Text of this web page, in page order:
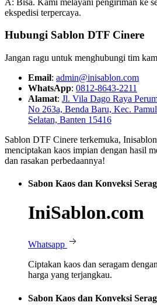
ekspedisi terpercaya.
Hubungi Sablon DTF Cinere
Jangan ragu untuk menghubungi tim
Email: admin@inisablon.com
WhatsApp: 0812-8643-2211
Alamat: Jl. Vila Dago Raya
No 263a, Benda Baru, Kec.
Selatan, Banten 15416
Sablon DTF Cinere terkemuka,
menciptakan kaos impian dengan hasil
dan rasakan perbedaannya!
Sabon Kaos dan Konveksi
IniSablon.com
Whatsapp
Ciptakan kaos dan seragam
harga yang terjangkau.
Sabon Kaos dan Konveksi